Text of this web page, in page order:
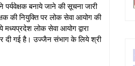
बनाये जाने की सूचना जारी
की नियुक्ति पर लोक सेवा आयोग की
लोक सेवा आयोग द्वारा
दी गई है। उज्जैन संभाग के लिये श्री